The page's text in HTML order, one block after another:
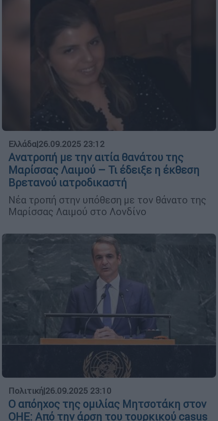
Ελλάδα|26.09.2025 23:12
Ανατροπή με την αιτία θανάτου της
Μαρίσσας Λαιμού – Τι έδειξε η έκθεση
Βρετανού ιατροδικαστή
Νέα τροπή στην υπόθεση με τον θάνατο της
Μαρίσσας Λαιμού στο Λονδίνο
Πολιτική|26.09.2025 23:10
Ο απόηχος της ομιλίας Μητσοτάκη στον
ΟΗΕ: Από την άρση του τουρκικού casus